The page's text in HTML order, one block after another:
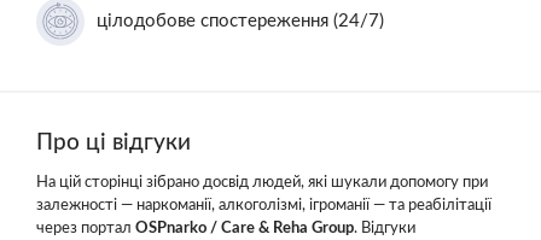
цілодобове спостереження (24/7)
Про ці відгуки
На цій сторінці зібрано досвід людей, які шукали допомогу при
залежності — наркоманії, алкоголізмі, ігроманії — та реабілітації
через портал OSPnarko / Care & Reha Group. Відгуки